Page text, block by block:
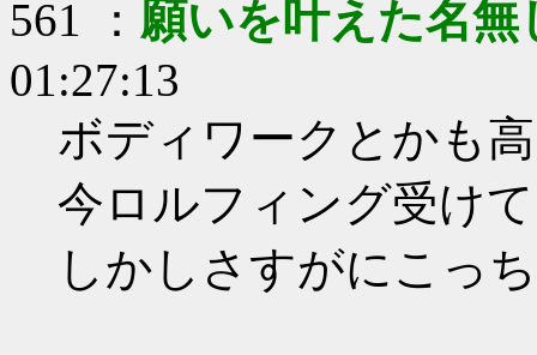
561 ： 願いを叶えた名無
01:27:13
ボディワークとかも
今ロルフィング受け
しかしさすがにこっ